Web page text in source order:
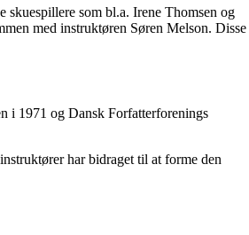
skuespillere som bl.a. Irene Thomsen og
med instruktøren Søren Melson. Disse
i 1971 og Dansk Forfatterforenings
har bidraget til at forme den